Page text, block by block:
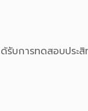
รับการทดสอบปร